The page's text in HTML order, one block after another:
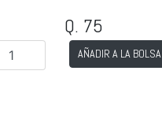
Q. 75
AÑADIR A LA BOLSA